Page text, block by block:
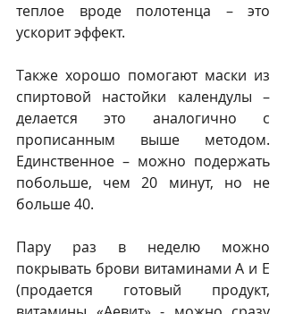
теплое вроде полотенца – это
ускорит эффект.
Также хорошо помогают маски из
спиртовой настойки календулы –
делается это аналогично с
прописанным выше методом.
Единственное – можно подержать
побольше, чем 20 минут, но не
больше 40.
Пару раз в неделю можно
покрывать брови витаминами А и Е
(продается готовый продукт,